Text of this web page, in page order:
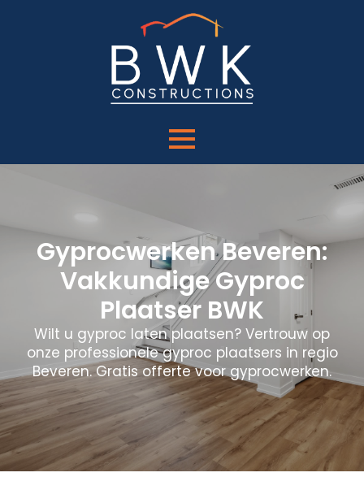
Gyprocwerken Beveren:
Vakkundige Gyproc
Plaatser BWK
Wilt u gyproc laten plaatsen? Vertrouw op
onze professionele gyproc plaatsers in regio
Beveren. Gratis offerte voor gyprocwerken.